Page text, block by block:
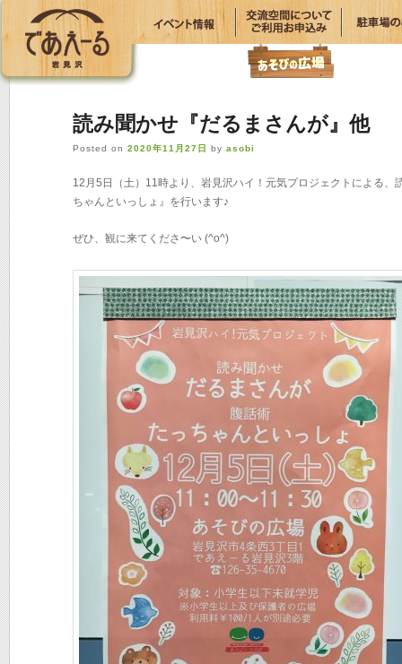
読み聞かせ『だるまさんが』他
Posted on 2020年11月27日 by asobi
12月5日（土）11時より、岩見沢ハイ！元気プロジェクトによる、
ちゃんといっしょ』を行います♪
ぜひ、観に来てくださ〜い (^o^)